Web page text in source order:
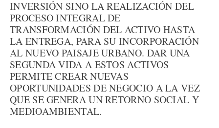
INVERSIÓN SINO LA REALIZACIÓN DEL
PROCESO INTEGRAL DE
TRANSFORMACIÓN DEL ACTIVO HASTA
LA ENTREGA, PARA SU INCORPORACIÓN
AL NUEVO PAISAJE URBANO. DAR UNA
SEGUNDA VIDA A ESTOS ACTIVOS
PERMITE CREAR NUEVAS
OPORTUNIDADES DE NEGOCIO A LA VEZ
QUE SE GENERA UN RETORNO SOCIAL Y
MEDIOAMBIENTAL.